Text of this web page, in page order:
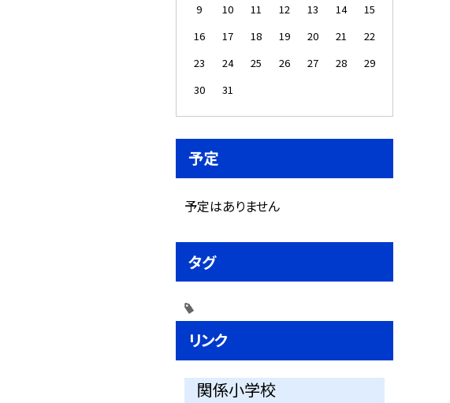
9
10 11 12 13 14
15
16
17 18 19 20 21
22
23
24 25 26 27 28
29
30
31
予定
予定はありません
タグ
リンク
関係小学校